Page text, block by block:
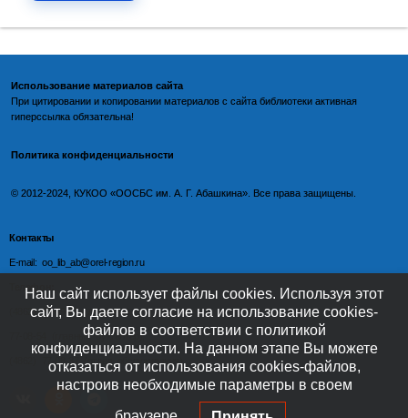
Использование материалов сайта
При цитировании и копировании материалов с сайта библиотеки активная
гиперссылка обязательна!
Политика конфиденциальности
©️ 2012-2024, КУКОО «ООСБС им. А. Г. Абашкина». Все права защищены.
Контакты
E-mail: oo_lib_ab@orel-region.ru
Телефон:
(4862) 77-09-75 (директор),
77-08-54 (главный бухгалтер),
Наш сайт использует файлы cookies. Используя этот
сайт, Вы даете согласие на использование cookies-
файлов в соответствии с политикой
конфиденциальности. На данном этапе Вы можете
отказаться от использования cookies-файлов,
настроив необходимые параметры в своем